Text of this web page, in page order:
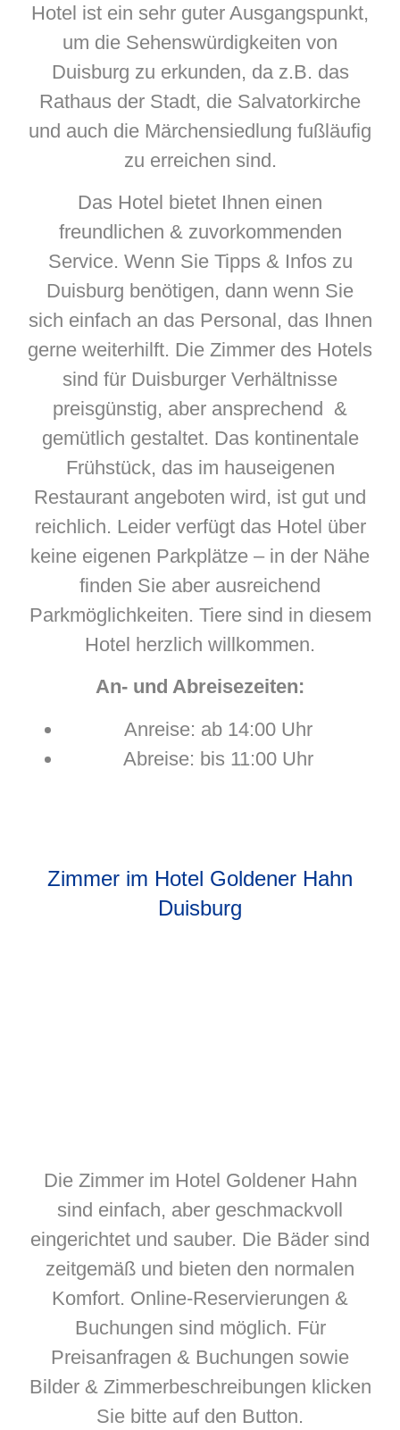
Hotel ist ein sehr guter Ausgangspunkt,
um die Sehenswürdigkeiten von
Duisburg zu erkunden, da z.B. das
Rathaus der Stadt, die Salvatorkirche
und auch die Märchensiedlung fußläufig
zu erreichen sind.
Das Hotel bietet Ihnen einen
freundlichen & zuvorkommenden
Service. Wenn Sie Tipps & Infos zu
Duisburg benötigen, dann wenn Sie
sich einfach an das Personal, das Ihnen
gerne weiterhilft. Die Zimmer des Hotels
sind für Duisburger Verhältnisse
preisgünstig, aber ansprechend &
gemütlich gestaltet. Das kontinentale
Frühstück, das im hauseigenen
Restaurant angeboten wird, ist gut und
reichlich. Leider verfügt das Hotel über
keine eigenen Parkplätze – in der Nähe
finden Sie aber ausreichend
Parkmöglichkeiten. Tiere sind in diesem
Hotel herzlich willkommen.
An- und Abreisezeiten:
Anreise: ab 14:00 Uhr
Abreise: bis 11:00 Uhr
Zimmer im Hotel Goldener Hahn
Duisburg
Die Zimmer im Hotel Goldener Hahn
sind einfach, aber geschmackvoll
eingerichtet und sauber. Die Bäder sind
zeitgemäß und bieten den normalen
Komfort. Online-Reservierungen &
Buchungen sind möglich. Für
Preisanfragen & Buchungen sowie
Bilder & Zimmerbeschreibungen klicken
Sie bitte auf den Button.